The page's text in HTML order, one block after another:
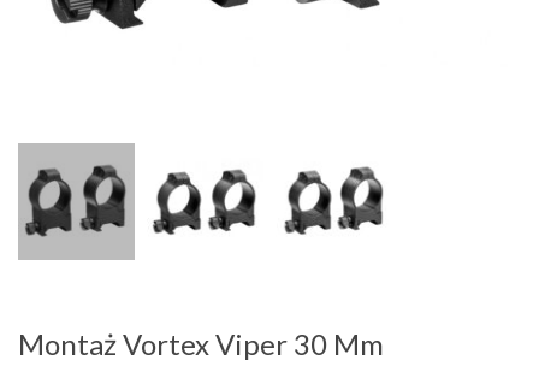
Montaż Vortex Viper 30 Mm